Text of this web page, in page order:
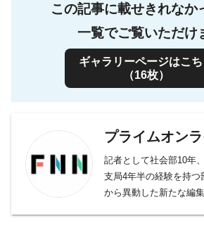
この記事に載せきれなか
一覧でご覧いただけ
ギャラリーページはこち
（16枚）
プライムオン
記者として社会部10年
支局4年半の経験を持つ
から異動した新たな編